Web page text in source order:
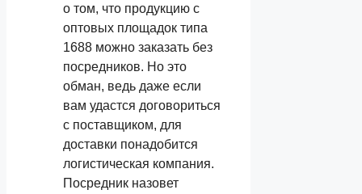
о том, что продукцию с
оптовых площадок типа
1688 можно заказать без
посредников. Но это
обман, ведь даже если
вам удастся договориться
с поставщиком, для
доставки понадобится
логистическая компания.
Посредник назовет